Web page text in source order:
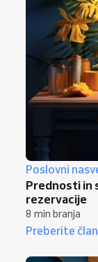
Poslovni
Prednosti in
rezervacije
8 min branja
Preberite